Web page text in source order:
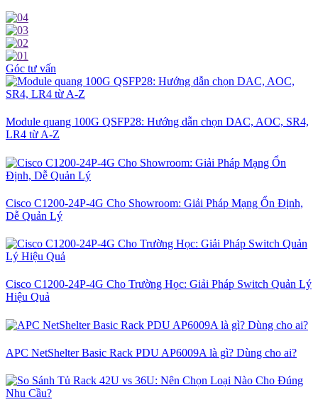
Góc tư vấn
Module quang 100G QSFP28: Hướng dẫn chọn DAC, AOC, SR4,
LR4 từ A-Z
Cisco C1200-24P-4G Cho Showroom: Giải Pháp Mạng Ổn Định,
Dễ Quản Lý
Cisco C1200-24P-4G Cho Trường Học: Giải Pháp Switch Quản Lý
Hiệu Quả
APC NetShelter Basic Rack PDU AP6009A là gì? Dùng cho ai?